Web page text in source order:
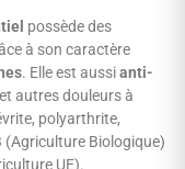
possède des
à son caractère
. Elle est aussianti-
et autres douleurs à
polyarthrite,
(Agriculture Biologique)
UE).